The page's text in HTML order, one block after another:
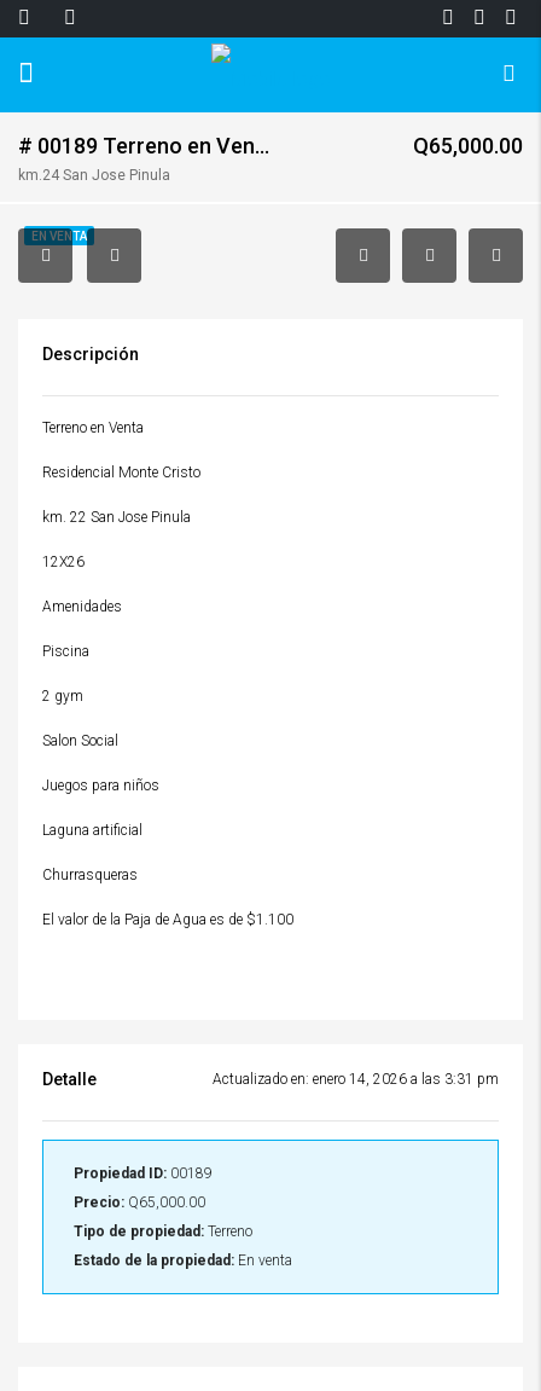
# 00189 Terreno en Venta Montecristo Carretera San Jose Pinula
km.24 San Jose Pinula
Q65,000.00
EN VENTA
Descripción
Terreno en Venta
Residencial Monte Cristo
km. 22 San Jose Pinula
12X26
Amenidades
Piscina
2 gym
Salon Social
Juegos para niños
Laguna artificial
Churrasqueras
El valor de la Paja de Agua es de $1.100
Detalle Actualizado en: enero 14, 2026 a las 3:31 pm
Propiedad ID: 00189
Precio: Q65,000.00
Tipo de propiedad: Terreno
Estado de la propiedad: En venta